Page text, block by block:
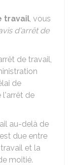
travail, vous
d'arrêt de
de travail,
de
l'arrêt de
au-delà de
due entre
et la
moitié.